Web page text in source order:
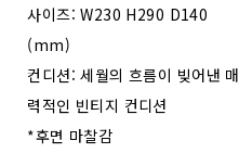
사이즈: W230 H290 D140
(mm)
컨디션: 세월의 흐름이 빚어낸 매
력적인 빈티지 컨디션
*후면 마찰감